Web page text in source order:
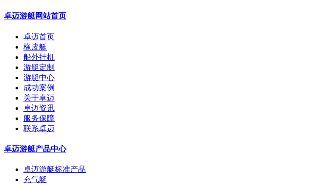
卓迈游艇网站首页
卓迈首页
橡皮艇
船外挂机
游艇定制
游艇中心
成功案例
关于卓迈
卓迈资讯
服务保障
联系卓迈
卓迈游艇产品中心
卓迈游艇标准产品
充气艇